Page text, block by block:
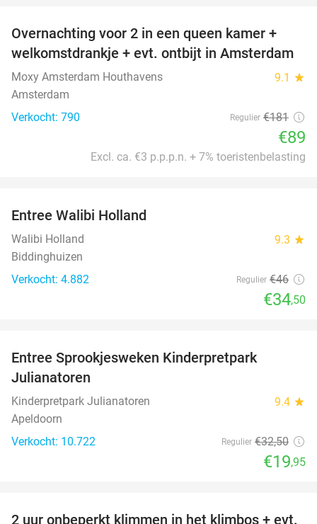
51%
Overnachting voor 2 in een queen kamer +
welkomstdrankje + evt. ontbijt in Amsterdam
Moxy Amsterdam Houthavens 9.1 star
Amsterdam
Verkocht: 790
Regulier €181
€89
Excl. ca. €3 p.p.p.n. + 7% toeristenbelasting
Entree Walibi Holland
Walibi Holland 9.3 star
Biddinghuizen
Verkocht: 4.882
Regulier €46
€34,50
Entree Sprookjesweken Kinderpretpark
Julianatoren
Kinderpretpark Julianatoren 9.4 star
Apeldoorn
Verkocht: 10.722
Regulier €32,50
€19,95
2 uur onbeperkt klimmen in het klimbos + evt.